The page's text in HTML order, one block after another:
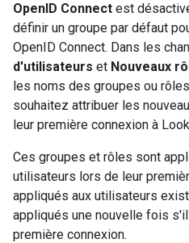
OpenID Connect est
définir un groupe par défaut
OpenID Connect. Dans les
d'utilisateurs et Nouveaux
les noms des groupes ou
souhaitez attribuer les
leur première connexion à
Ces groupes et rôles sont
utilisateurs lors de leur
appliqués aux utilisateurs
appliqués une nouvelle fois
première connexion.